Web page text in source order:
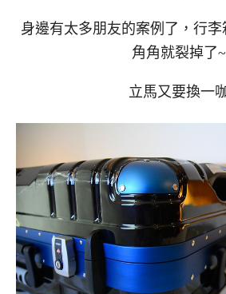
身邊有太多朋友的案例了，行
角角就裂掉了~
立馬又要換一